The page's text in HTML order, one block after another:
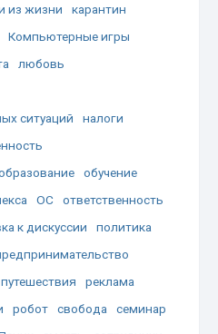
из жизни
карантин
Компьютерные игры
любовь
ситуаций
налоги
обучение
ОС
ответственность
к дискуссии
политика
путешествия
реклама
робот свобода
семинар